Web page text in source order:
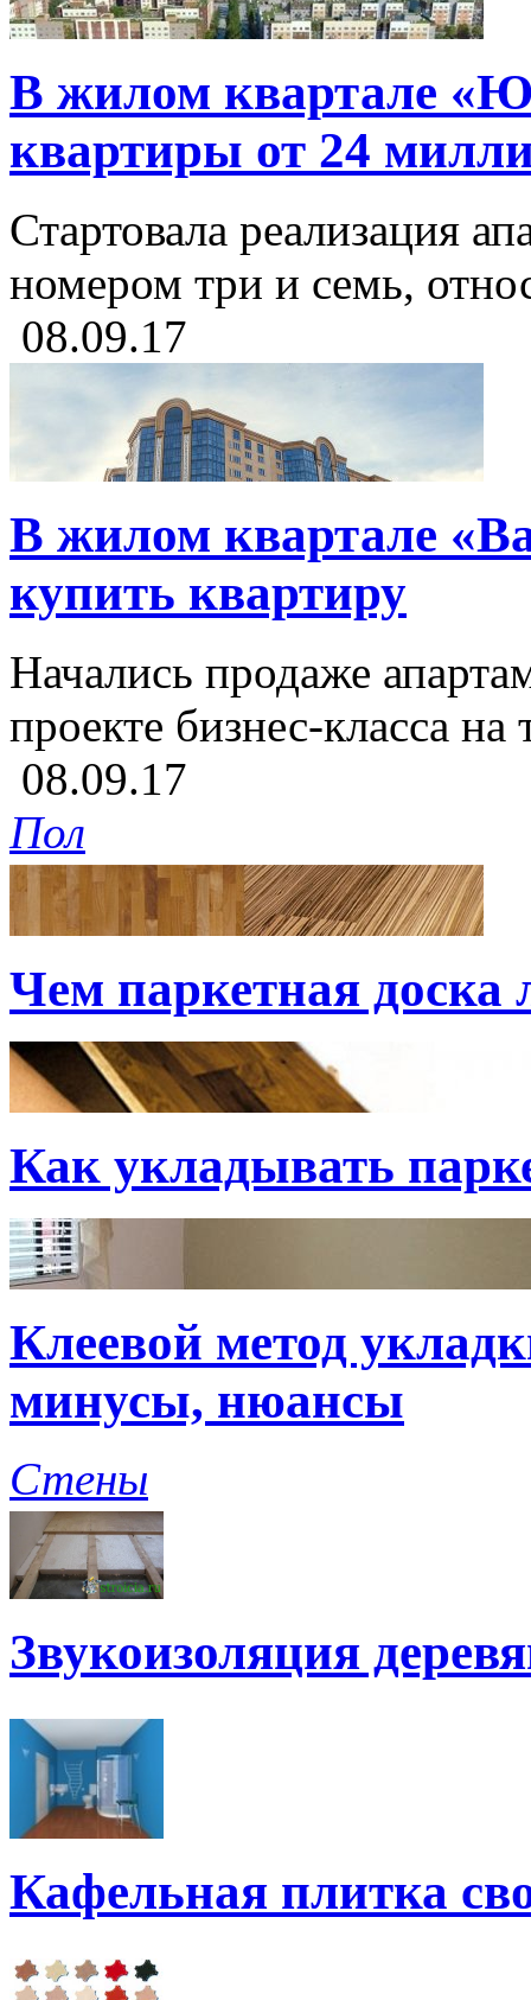
В жилом квартале
квартиры от 24
Стартовала реализация
номером три и семь,
08.09.17
В жилом квартале
купить квартиру
Начались продаже
проекте бизнес-класса
08.09.17
Пол
Чем паркетная
Как укладывать
Клеевой метод
минусы, нюансы
Стены
Звукоизоляция
Кафельная плитка